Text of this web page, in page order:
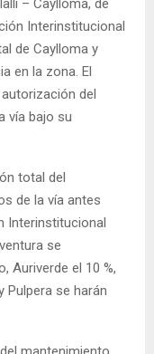
– Caylloma, de
Interinstitucional
de Caylloma y
en la zona. El
del
vía bajo su
total del
de la vía antes
Interinstitucional
se
Auriverde el 10 %,
Pulpera se harán